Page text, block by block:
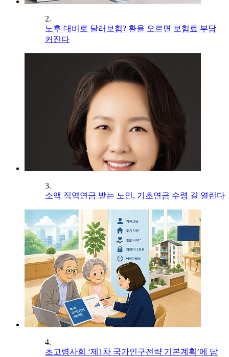
2.
노후 대비로 달러보험? 환율 오르면 보험료 부담
커진다
3.
소액 직역연금 받는 노인, 기초연금 수령 길 열린다
4.
초고령사회 ‘제1차 국가인구전략 기본계획’에 담